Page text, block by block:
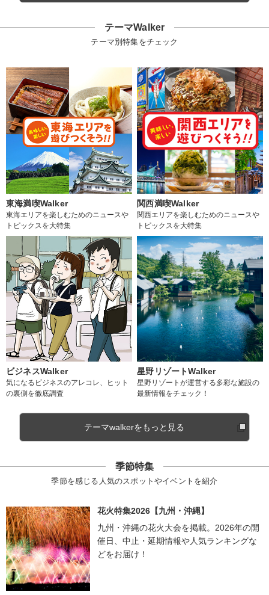
テーマWalker
テーマ別特集をチェック
東海満喫Walker
東海エリアを楽しむためのニュースや
トピックスを大特集
関西満喫Walker
関西エリアを楽しむためのニュースや
トピックスを大特集
ビジネスWalker
気になるビジネスのアレコレ、ヒット
の裏側を徹底調査
星野リゾートWalker
星野リゾートが運営する多彩な施設の
最新情報をチェック！
テーマwalkerをもっと見る
季節特集
季節を感じる人気のスポットやイベントを紹介
花火特集2026【九州・沖縄】
九州・沖縄の花火大会を掲載。2026年の開
催日、中止・延期情報や人気ランキングな
どをお届け！